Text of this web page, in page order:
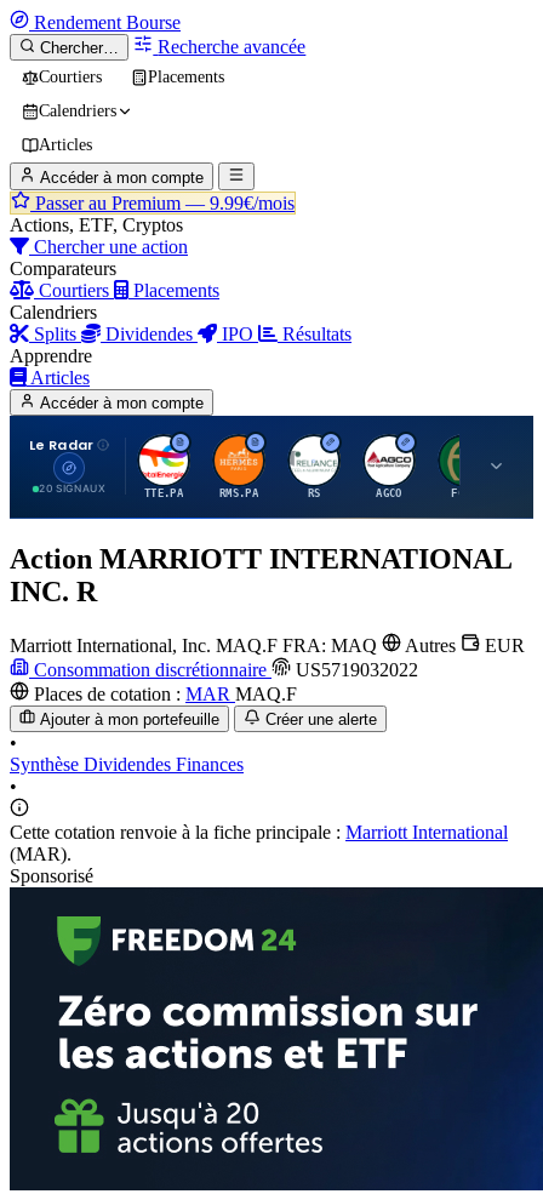
Rendement Bourse
Chercher… Recherche avancée
Courtiers
Placements
Calendriers
Articles
Accéder à mon compte
Passer au Premium — 9.99€/mois
Actions, ETF, Cryptos
Chercher une action
Comparateurs
Courtiers
Placements
Calendriers
Splits
Dividendes IPO
Résultats
Apprendre
Articles
Accéder à mon compte
Le Radar
20 SIGNAUX
T
TTE.PA
H
RMS.PA
R
RS
A
AGCO FCFS
Action MARRIOTT INTERNATIONAL
INC. R
Marriott International, Inc. MAQ.F FRA: MAQ Autres
EUR
Consommation discrétionnaire
US5719032022
Places de cotation : MAR MAQ.F
Ajouter à mon portefeuille Créer une alerte
•
Synthèse Dividendes Finances
•
Cette cotation renvoie à la fiche principale : Marriott International
(MAR).
Sponsorisé